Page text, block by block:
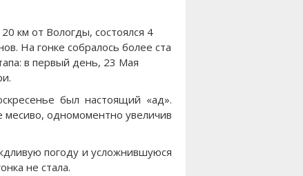
км от Вологды, состоялся 4
На гонке собралось более ста
в первый день, 23 Мая
был настоящий «ад».
месиво, одномоментно увеличив
погоду и усложнившуюся
не стала.